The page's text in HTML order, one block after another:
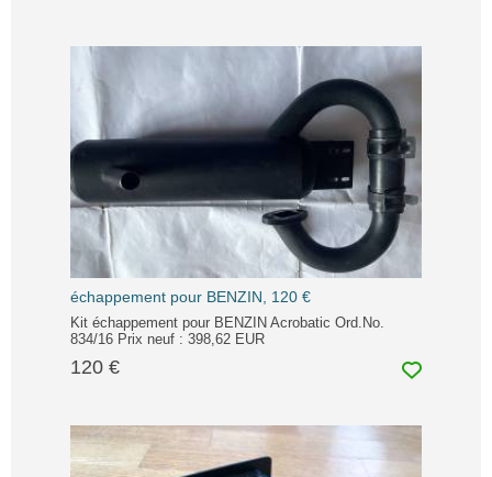
échappement pour BENZIN, 120 €
Kit échappement pour BENZIN Acrobatic Ord.No.
834/16 Prix neuf : 398,62 EUR
120 €